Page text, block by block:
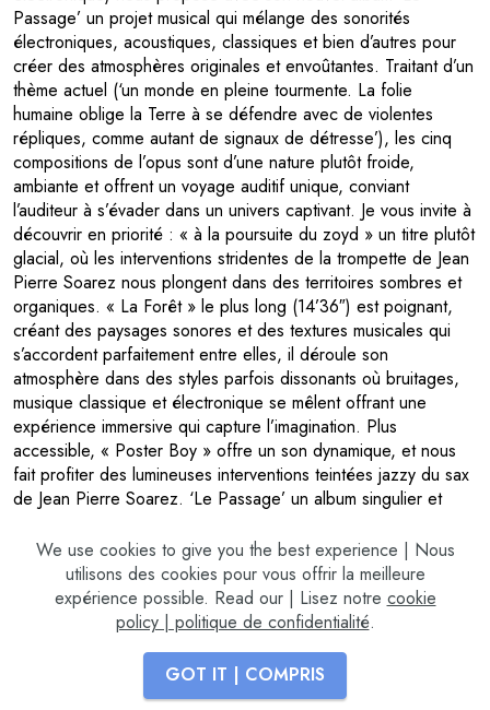
Passage’ un projet musical qui mélange des sonorités
électroniques, acoustiques, classiques et bien d’autres pour
créer des atmosphères originales et envoûtantes. Traitant d’un
thème actuel (‘un monde en pleine tourmente. La folie
humaine oblige la Terre à se défendre avec de violentes
répliques, comme autant de signaux de détresse’), les cinq
compositions de l’opus sont d’une nature plutôt froide,
ambiante et offrent un voyage auditif unique, conviant
l’auditeur à s’évader dans un univers captivant. Je vous invite à
découvrir en priorité : « à la poursuite du zoyd » un titre plutôt
glacial, où les interventions stridentes de la trompette de Jean
Pierre Soarez nous plongent dans des territoires sombres et
organiques. « La Forêt » le plus long (14’36″) est poignant,
créant des paysages sonores et des textures musicales qui
s’accordent parfaitement entre elles, il déroule son
atmosphère dans des styles parfois dissonants où bruitages,
musique classique et électronique se mêlent offrant une
expérience immersive qui capture l’imagination. Plus
accessible, « Poster Boy » offre un son dynamique, et nous
fait profiter des lumineuses interventions teintées jazzy du sax
de Jean Pierre Soarez. ‘Le Passage’ un album singulier et
musical de Thierry Zaboitzeff, et enfonce le clou de son
particularisme.
We use cookies to give you the best experience | Nous
utilisons des cookies pour vous offrir la meilleure
expérience possible. Read our | Lisez notre cookie
policy | politique de confidentialité.
GOT IT | COMPRIS